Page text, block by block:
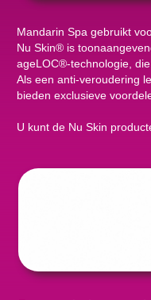
Mandarin Spa gebruikt
Nu Skin® is
ageLOC®-technologie,
Als een anti-veroudering
bieden exclusieve
U kunt de Nu Skin